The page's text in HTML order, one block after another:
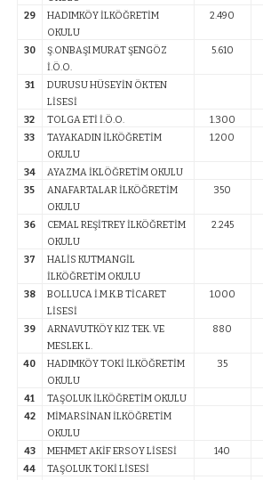
29
HADIMKÖY İLKÖĞRETİM
OKULU
2.490
30
Ş.ONBAŞI MURAT ŞENGÖZ
İ.Ö.O.
5.610
31
DURUSU HÜSEYİN ÖKTEN
LİSESİ
32 TOLGA ETİ İ.Ö.O. 1.300
33
TAYAKADIN İLKÖĞRETİM
OKULU
1.200
34 AYAZMA İKLÖĞRETİM OKULU
35
ANAFARTALAR İLKÖĞRETİM
OKULU
350
36
CEMAL REŞİTREY İLKÖĞRETİM
OKULU
2.245
37
HALİS KUTMANGİL
İLKÖĞRETİM OKULU
38
BOLLUCA İ.M.K.B TİCARET
LİSESİ
1.000
39
ARNAVUTKÖY KIZ TEK. VE
MESLEK L.
880
40
HADIMKÖY TOKİ İLKÖĞRETİM
OKULU
35
41 TAŞOLUK İLKÖĞRETİM OKULU
42
MİMARSİNAN İLKÖĞRETİM
OKULU
43 MEHMET AKİF ERSOY LİSESİ 140
44
TAŞOLUK TOKİ LİSESİ